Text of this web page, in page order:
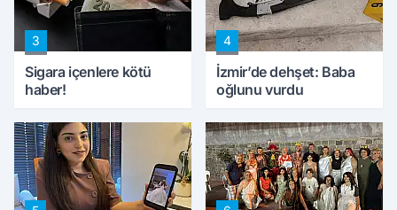
3
Sigara içenlere kötü
haber!
4
İzmir’de dehşet: Baba
oğlunu vurdu